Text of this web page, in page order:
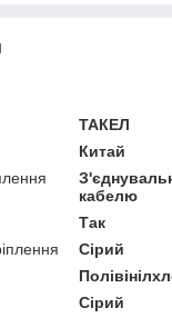
ТАКЕЛ
Китай
кабелю
Так
Сірий
Сірий